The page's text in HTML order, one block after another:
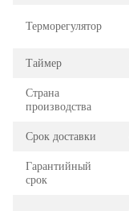
Терморегулятор
Таймер
Страна
производства
Срок доставки
Гарантийный
срок